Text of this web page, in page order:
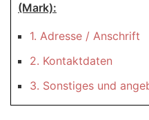
(Mark):
1. Adresse / Anschrift
2. Kontaktdaten
3. Sonstiges und